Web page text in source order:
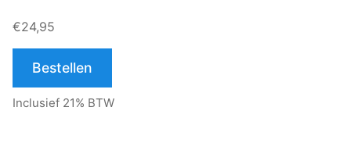
€24,95
Bestellen
Inclusief 21% BTW